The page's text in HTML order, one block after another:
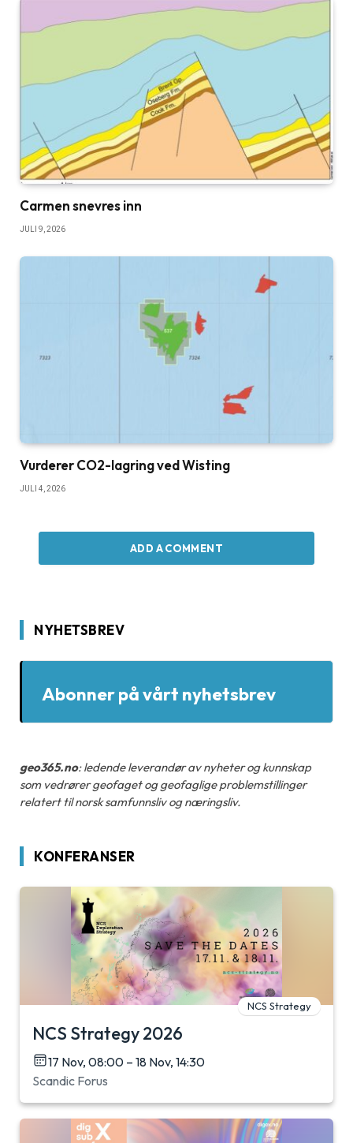
Carmen snevres inn
JULI 9, 2026
Vurderer CO2-lagring ved Wisting
JULI 4, 2026
ADD A COMMENT
NYHETSBREV
Abonner på vårt nyhetsbrev
geo365.no: ledende leverandør av nyheter og kunnskap
som vedrører geofaget og geofaglige problemstillinger
relatert til norsk samfunnsliv og næringsliv.
KONFERANSER
NCS Strategy
NCS Strategy 2026
17 Nov, 08:00 – 18 Nov, 14:30
Scandic Forus